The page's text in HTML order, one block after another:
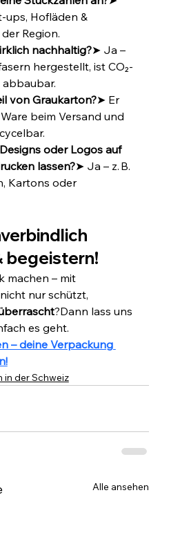
ups, Hofläden &
Region.
nachhaltig?➤ Ja –
hergestellt, ist CO₂-
von Graukarton?➤ Er
beim Versand und
oder Logos auf
lassen?➤ Ja – z. B.
Kartons oder
begeistern!
machen – mit
nur schützt,
?Dann lass uns
es geht.
– deine Verpackung
in der Schweiz
Alle ansehen